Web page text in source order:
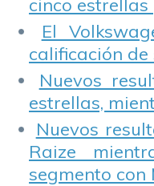
cinco
El
calificación
Nuevos
estrellas,
Nuevos
Raize
segmento con